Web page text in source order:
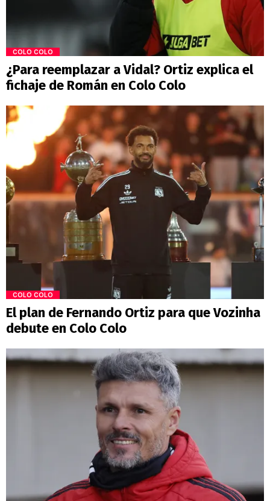
COLO COLO
¿Para reemplazar a Vidal? Ortiz explica el
fichaje de Román en Colo Colo
COLO COLO
El plan de Fernando Ortiz para que Vozinha
debute en Colo Colo